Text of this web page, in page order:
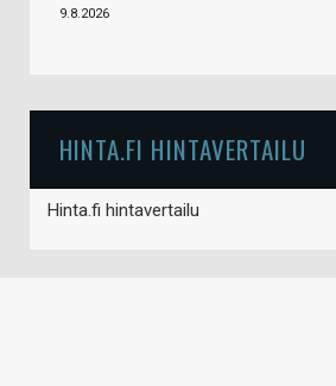
9.8.2026
HINTA.FI HINTAVERTAILU
Hinta.fi hintavertailu